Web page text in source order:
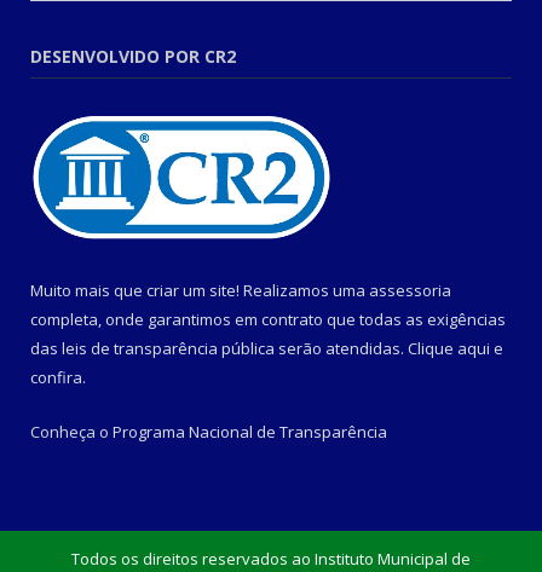
DESENVOLVIDO POR CR2
Muito mais que criar um site! Realizamos uma assessoria
completa, onde garantimos em contrato que todas as exigências
das leis de transparência pública serão atendidas. Clique aqui e
confira.
Conheça o Programa Nacional de Transparência
Todos os direitos reservados ao Instituto Municipal de